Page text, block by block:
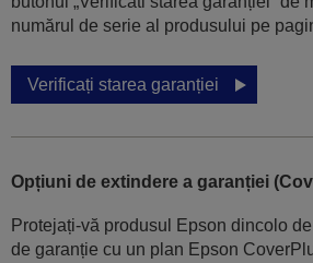
numărul de serie al produsului pe
Verificați starea garanției
Opțiuni de extindere a garanției
Protejați-vă produsul Epson dincolo
de garanție cu un plan Epson